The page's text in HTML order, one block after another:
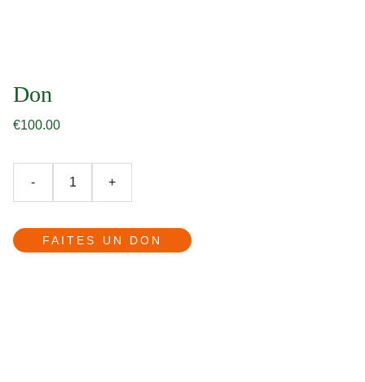
Don
€100.00
- +
FAITES UN DON